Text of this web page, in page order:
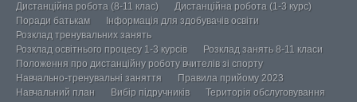
Дистанційна робота (8-11 клас)
Дистанційна робота (1-3 курс)
Поради батькам
Інформація для здобувачів освіти
Розклад тренувальних занять
Розклад освітнього процесу 1-3 курсів
Розклад занять 8-11 класи
Положення про дистанційну роботу вчителів зі спорту
Навчально-тренувальні заняття
Правила прийому 2023
Навчальний план
Вибір підручників
Територія обслуговування